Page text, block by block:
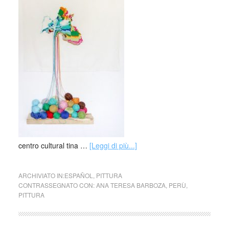
centro cultural tina … [Leggi di più...]
ARCHIVIATO IN:ESPAÑOL
PITTURA
CONTRASSEGNATO CON:ANA TERESA BARBOZA, PERÙ
PITTURA